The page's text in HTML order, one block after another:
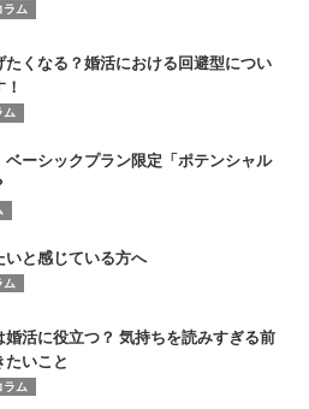
ラム
たくなる？婚活における回避型につい
ム
ベーシックプラン限定「ポテンシャル
いと感じている方へ
ム
婚活に役立つ？ 気持ちを読みすぎる前
たいこと
ラム